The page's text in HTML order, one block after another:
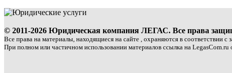
© 2011-2026 Юридическая компания ЛЕГАС. Все права
Все права на материалы, находящиеся на сайте , охраняются в соответствии с
При полном или частичном использовании материалов ссылка на LegasCom.ru